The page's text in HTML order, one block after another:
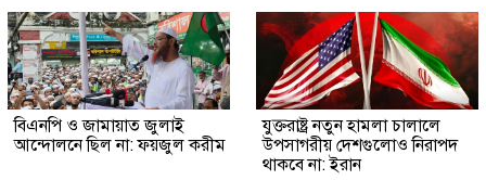
বিএনপি ও জামায়াত জুলাই
আন্দোলনে ছিল না: ফয়জুল করীম
যুক্তরাষ্ট্র নতুন হামলা চালালে
উপসাগরীয় দেশগুলোও নিরাপদ
থাকবে না: ইরান